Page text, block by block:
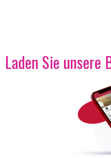
Laden Sie unsere